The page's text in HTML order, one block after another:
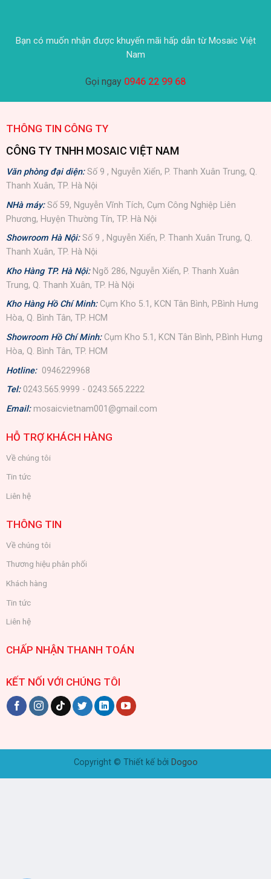
Bạn có muốn nhận được khuyến mãi hấp dẫn từ Mosaic Việt
Nam
Gọi ngay 0946 22 99 68
THÔNG TIN CÔNG TY
CÔNG TY TNHH MOSAIC VIỆT NAM
Văn phòng đại diện:Số 9 , Nguyễn Xiển, P. Thanh Xuân Trung, Q.
Thanh Xuân, TP. Hà Nội
NHà máy: Số 59, Nguyễn Vĩnh Tích, Cụm Công Nghiệp Liên
Phương, Huyện Thường Tín, TP. Hà Nội
Showroom Hà Nội: Số 9 , Nguyễn Xiển, P. Thanh Xuân Trung, Q.
Thanh Xuân, TP. Hà Nội
Kho Hàng TP. Hà Nội: Ngõ 286, Nguyễn Xiển, P. Thanh Xuân
Trung, Q. Thanh Xuân, TP. Hà Nội
Kho Hàng Hồ Chí Minh: Cụm Kho 5.1, KCN Tân Bình, P.Bình Hưng
Hòa, Q. Bình Tân, TP. HCM
Showroom Hồ Chí Minh: Cụm Kho 5.1, KCN Tân Bình, P.Bình Hưng
Hòa, Q. Bình Tân, TP. HCM
Hotline: 0946229968
Tel: 0243.565.9999 - 0243.565.2222
Email: mosaicvietnam001@gmail.com
HỖ TRỢ KHÁCH HÀNG
Về chúng tôi
Tin tức
Liên hệ
THÔNG TIN
Về chúng tôi
Thương hiệu phân phối
Khách hàng
Tin tức
Liên hệ
CHẤP NHẬN THANH TOÁN
KẾT NỐI VỚI CHÚNG TÔI
Copyright © Thiết kế bởi Dogoo